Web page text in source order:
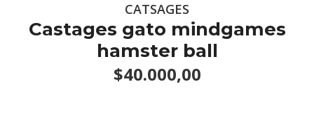
CATSAGES
Castages gato mindgames
hamster ball
$40.000,00